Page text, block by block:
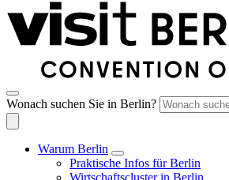
Wonach suchen Sie in Berlin?
Warum Berlin
Praktische Infos für Berlin
Wirtschaftscluster in Berlin